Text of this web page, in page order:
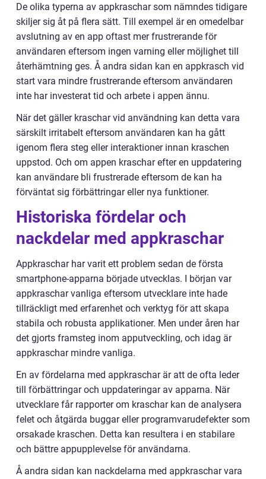
De olika typerna av appkraschar som nämndes tidigare
skiljer sig åt på flera sätt. Till exempel är en omedelbar
avslutning av en app oftast mer frustrerande för
användaren eftersom ingen varning eller möjlighet till
återhämtning ges. Å andra sidan kan en appkrasch vid
start vara mindre frustrerande eftersom användaren
inte har investerat tid och arbete i appen ännu.
När det gäller kraschar vid användning kan detta vara
särskilt irritabelt eftersom användaren kan ha gått
igenom flera steg eller interaktioner innan kraschen
uppstod. Och om appen kraschar efter en uppdatering
kan användare bli frustrerade eftersom de kan ha
förväntat sig förbättringar eller nya funktioner.
Historiska fördelar och
nackdelar med appkraschar
Appkraschar har varit ett problem sedan de första
smartphone-apparna började utvecklas. I början var
appkraschar vanliga eftersom utvecklare inte hade
tillräckligt med erfarenhet och verktyg för att skapa
stabila och robusta applikationer. Men under åren har
det gjorts framsteg inom apputveckling, och idag är
appkraschar mindre vanliga.
En av fördelarna med appkraschar är att de ofta leder
till förbättringar och uppdateringar av apparna. När
utvecklare får rapporter om kraschar kan de analysera
felet och åtgärda buggar eller programvarudefekter som
orsakade kraschen. Detta kan resultera i en stabilare
och bättre appupplevelse för användarna.
Å andra sidan kan nackdelarna med appkraschar vara